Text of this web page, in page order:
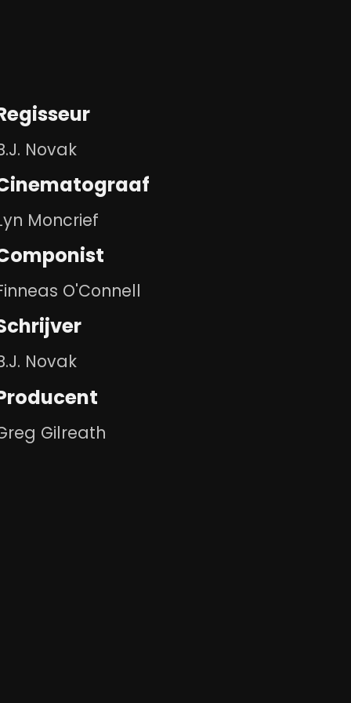
Novak
Moncrief
O'Connell
Novak
Gilreath